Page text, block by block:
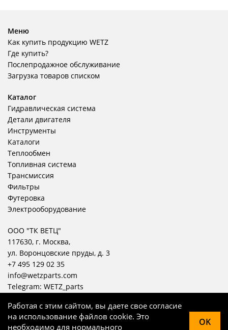
Меню
Как купить продукцию WETZ
Где купить?
Послепродажное обслуживание
Загрузка товаров списком
Каталог
Гидравлическая система
Детали двигателя
Инструменты
Каталоги
Теплообмен
Топливная система
Трансмиссия
Фильтры
Футеровка
Электрооборудование
ООО "ТК ВЕТЦ"
117630, г. Москва,
ул. Воронцовские пруды, д. 3
+7 495 129 02 35
info@wetzparts.com
Telegram: WETZ_parts
Работая с этим сайтом, вы даете свое согласие
на использование файлов cookie. Это
необходимо для нормального
OK